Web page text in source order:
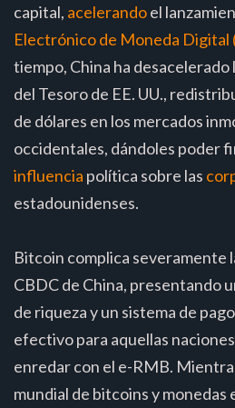
capital, acelerandoel
Electrónico de Moneda Digital
tiempo, China ha desacelerado
del Tesoro de EE. UU.,
de dólares en los mercados
occidentales, dándoles poder
influencia política sobre las
estadounidenses.
Bitcoin complica severamente
CBDC de China, presentando
de riqueza y un sistema de
efectivo para aquellas
enredar con el e-RMB.
mundial de bitcoins y monedas